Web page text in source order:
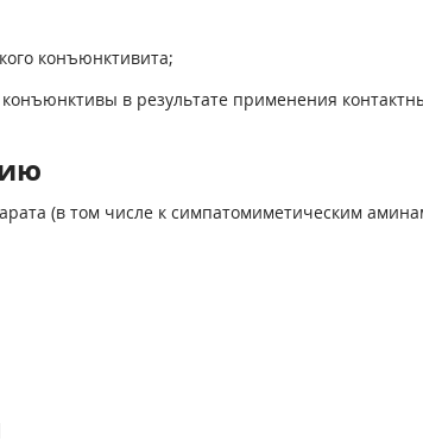
конъюнктивита;
в результате применения
(в том числе к симпатомиметическим